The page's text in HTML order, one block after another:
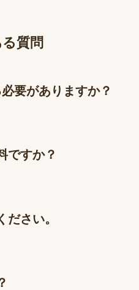
質問
要がありますか？
ですか？
さい。